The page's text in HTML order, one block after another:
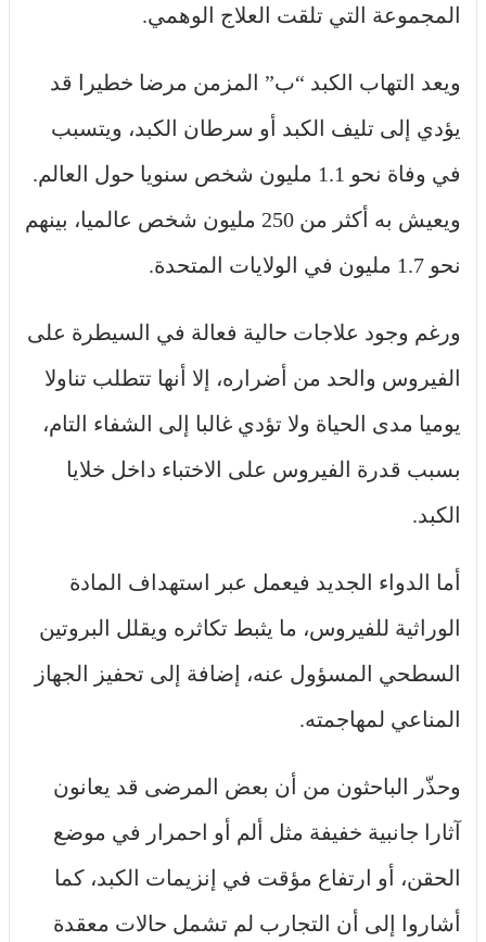
المجموعة التي تلقت العلاج الوهمي.
ويعد التهاب الكبد “ب” المزمن مرضا خطيرا قد
يؤدي إلى تليف الكبد أو سرطان الكبد، ويتسبب
في وفاة نحو 1.1 مليون شخص سنويا حول العالم.
ويعيش به أكثر من 250 مليون شخص عالميا، بينهم
نحو 1.7 مليون في الولايات المتحدة.
ورغم وجود علاجات حالية فعالة في السيطرة على
الفيروس والحد من أضراره، إلا أنها تتطلب تناولا
يوميا مدى الحياة ولا تؤدي غالبا إلى الشفاء التام،
بسبب قدرة الفيروس على الاختباء داخل خلايا
الكبد.
أما الدواء الجديد فيعمل عبر استهداف المادة
الوراثية للفيروس، ما يثبط تكاثره ويقلل البروتين
السطحي المسؤول عنه، إضافة إلى تحفيز الجهاز
المناعي لمهاجمته.
وحذّر الباحثون من أن بعض المرضى قد يعانون
آثارا جانبية خفيفة مثل ألم أو احمرار في موضع
الحقن، أو ارتفاع مؤقت في إنزيمات الكبد، كما
أشاروا إلى أن التجارب لم تشمل حالات معقدة